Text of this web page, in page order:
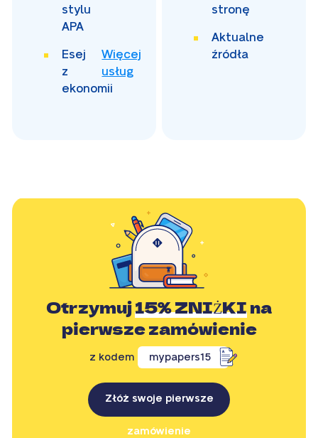
stylu
APA
Esej
z
ekonomii
Więcej
usług
stronę
Aktualne
źródła
Otrzymuj15% ZNIŻKIna
pierwsze zamówienie
z kodem mypapers15
Złóż swoje pierwsze
zamówienie